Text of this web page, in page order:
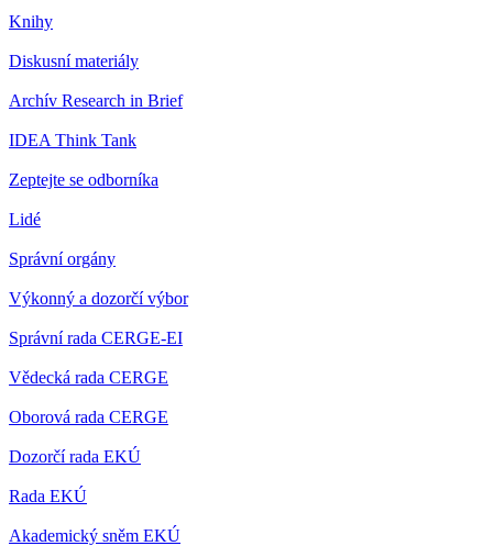
Knihy
Diskusní materiály
Archív Research in Brief
IDEA Think Tank
Zeptejte se odborníka
Lidé
Správní orgány
Výkonný a dozorčí výbor
Správní rada CERGE-EI
Vědecká rada CERGE
Oborová rada CERGE
Dozorčí rada EKÚ
Rada EKÚ
Akademický sněm EKÚ